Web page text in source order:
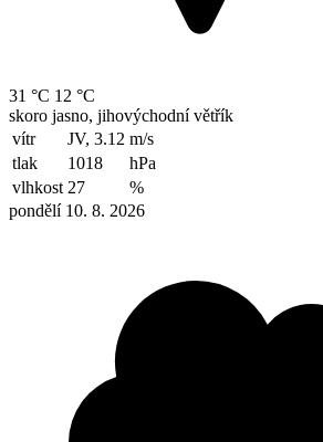
31 °C 12 °C
skoro jasno, jihovýchodní větřík
vítr
JV, 3.12 m/s
tlak
1018
hPa
vlhkost 27
%
pondělí 10. 8. 2026